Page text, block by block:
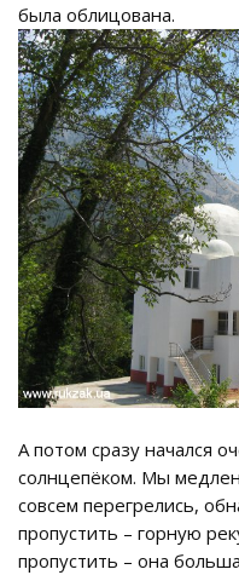
была облицована.
А потом сразу начался
солнцепёком. Мы
совсем перегрелись,
пропустить – горную
пропустить – она